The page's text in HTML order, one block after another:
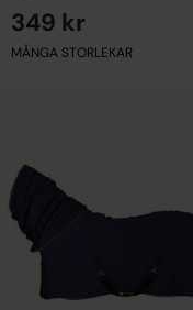
349 kr
MÅNGA STORLEKAR